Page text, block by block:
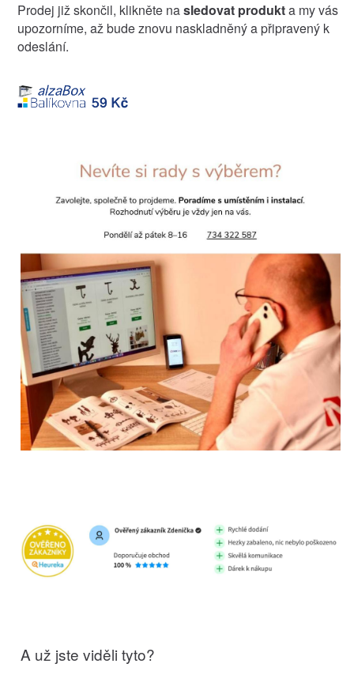
Prodej již skončil, klikněte nasledovat produkta my vás
upozorníme, až bude znovu naskladněný a připravený k
odeslání.
A už jste viděli tyto?